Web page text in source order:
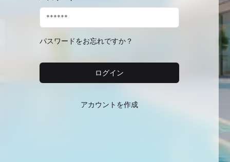
パスワードをお忘れですか？
ログイン
アカウントを作成